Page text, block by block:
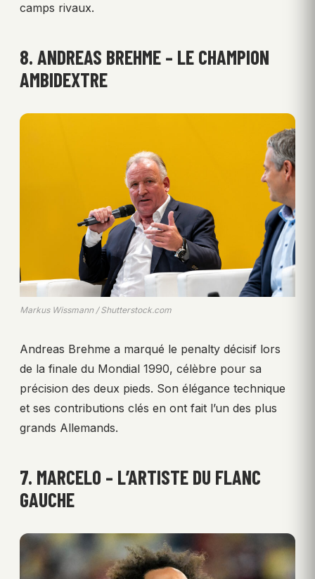
camps rivaux.
8. ANDREAS BREHME – LE CHAMPION
AMBIDEXTRE
Markus Wissmann / Shutterstock.com
Andreas Brehme a marqué le penalty décisif lors
de la finale du Mondial 1990, célèbre pour sa
précision des deux pieds. Son élégance technique
et ses contributions clés en ont fait l’un des plus
grands Allemands.
7. MARCELO – L’ARTISTE DU FLANC
GAUCHE